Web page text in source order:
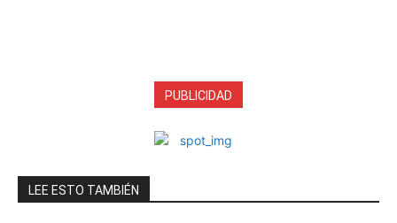
PUBLICIDAD
LEE ESTO TAMBIÉN